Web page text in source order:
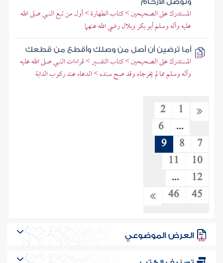
وتوصل الأرحام
المستدرك على الصحيحين > كتاب الطهارة > أول من تبع النبي صلى الله
عليه وآله وسلم أبو بكر وبلال رضي الله عنهما
أما ترضين أن أصل من وصلك وأقطع من قطعك
المستدرك على الصحيحين > كتاب التفسير > قراءات النبي صلى الله عليه
وآله وسلم مما لم يخرجاه وقد صح سنده > الدعاء عند ركوب الدابة
1
2
...
6
7
8
9
10
11
12
...
45
46
العرض الموضوعي